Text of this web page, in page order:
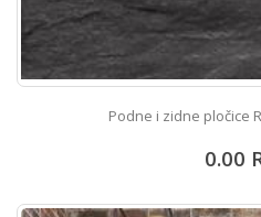
Podne i zidne pločice
0.00